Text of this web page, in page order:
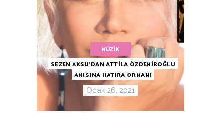
MÜZIK
SEZEN AKSU’DAN ATTİLA ÖZDEMİROĞLU
ANISINA HATIRA ORMANI
Ocak 26, 2021